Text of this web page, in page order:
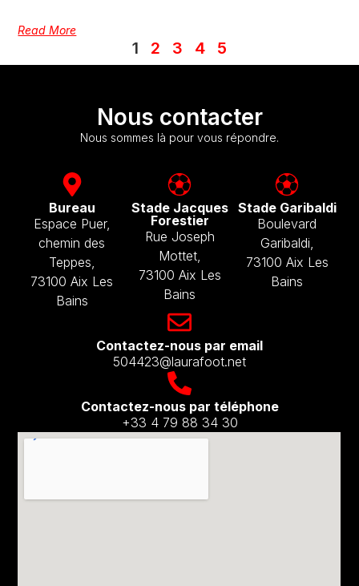
Read More
1 2 3 4 5
Nous contacter
Nous sommes là pour vous répondre.
Bureau
Espace Puer,
chemin des
Teppes,
73100 Aix Les
Bains
Stade Jacques
Forestier
Rue Joseph
Mottet,
73100 Aix Les
Bains
Stade Garibaldi
Boulevard
Garibaldi,
73100 Aix Les
Bains
Contactez-nous par email​
504423@laurafoot.net
Contactez-nous par téléphone
+33 4 79 88 34 30